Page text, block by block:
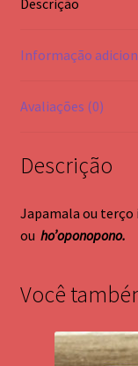
Informação
Avaliações (0)
Descrição
Japamala ou terço
ou ho’oponopono.
Você